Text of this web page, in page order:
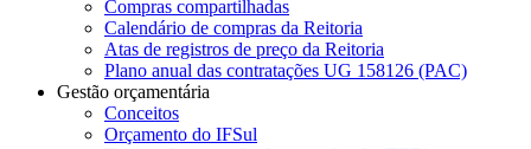
Compras compartilhadas
Calendário de compras da Reitoria
Atas de registros de preço da Reitoria
Plano anual das contratações UG 158126 (PAC)
Gestão orçamentária
Conceitos
Orçamento do IFSul